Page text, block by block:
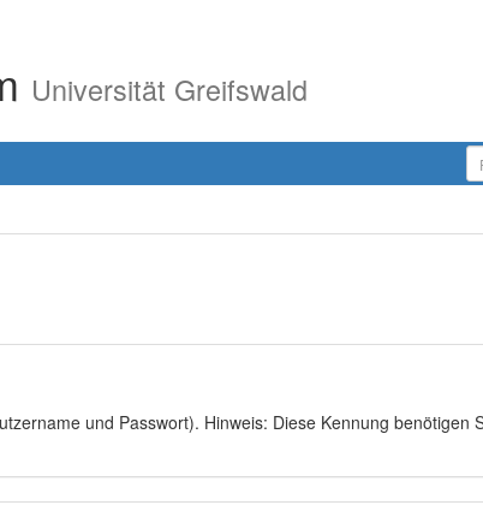
Universität Greifswald
und Passwort). Hinweis: Diese Kennung benötigen